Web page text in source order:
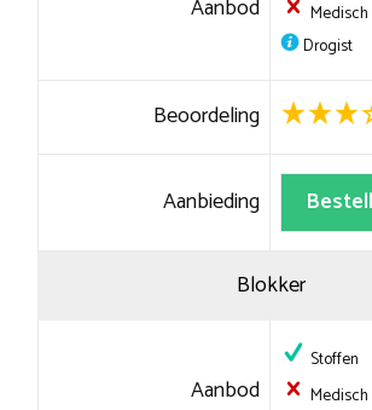
Aanbod
Medisch
Drogist
Beoordeling
Aanbieding
Blokker
Aanbod
Stoffen
Medisch